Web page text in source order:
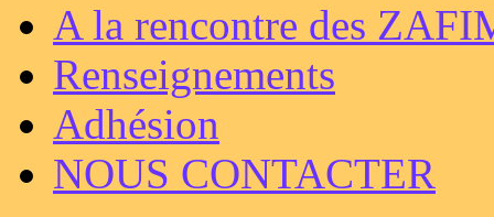
A la rencontre des
Renseignements
Adhésion
NOUS CONTACTER